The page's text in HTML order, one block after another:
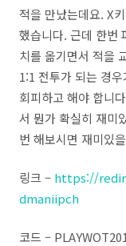
적을 만났는데요. X
했습니다. 근데 한번
치를 옮기면서 적을
1:1 전투가 되는 경
회피하고 해야 합니
서 뭔가 확실히 재미
번 해보시면 재미있
링크 – https://
dmaniipch
코드 –